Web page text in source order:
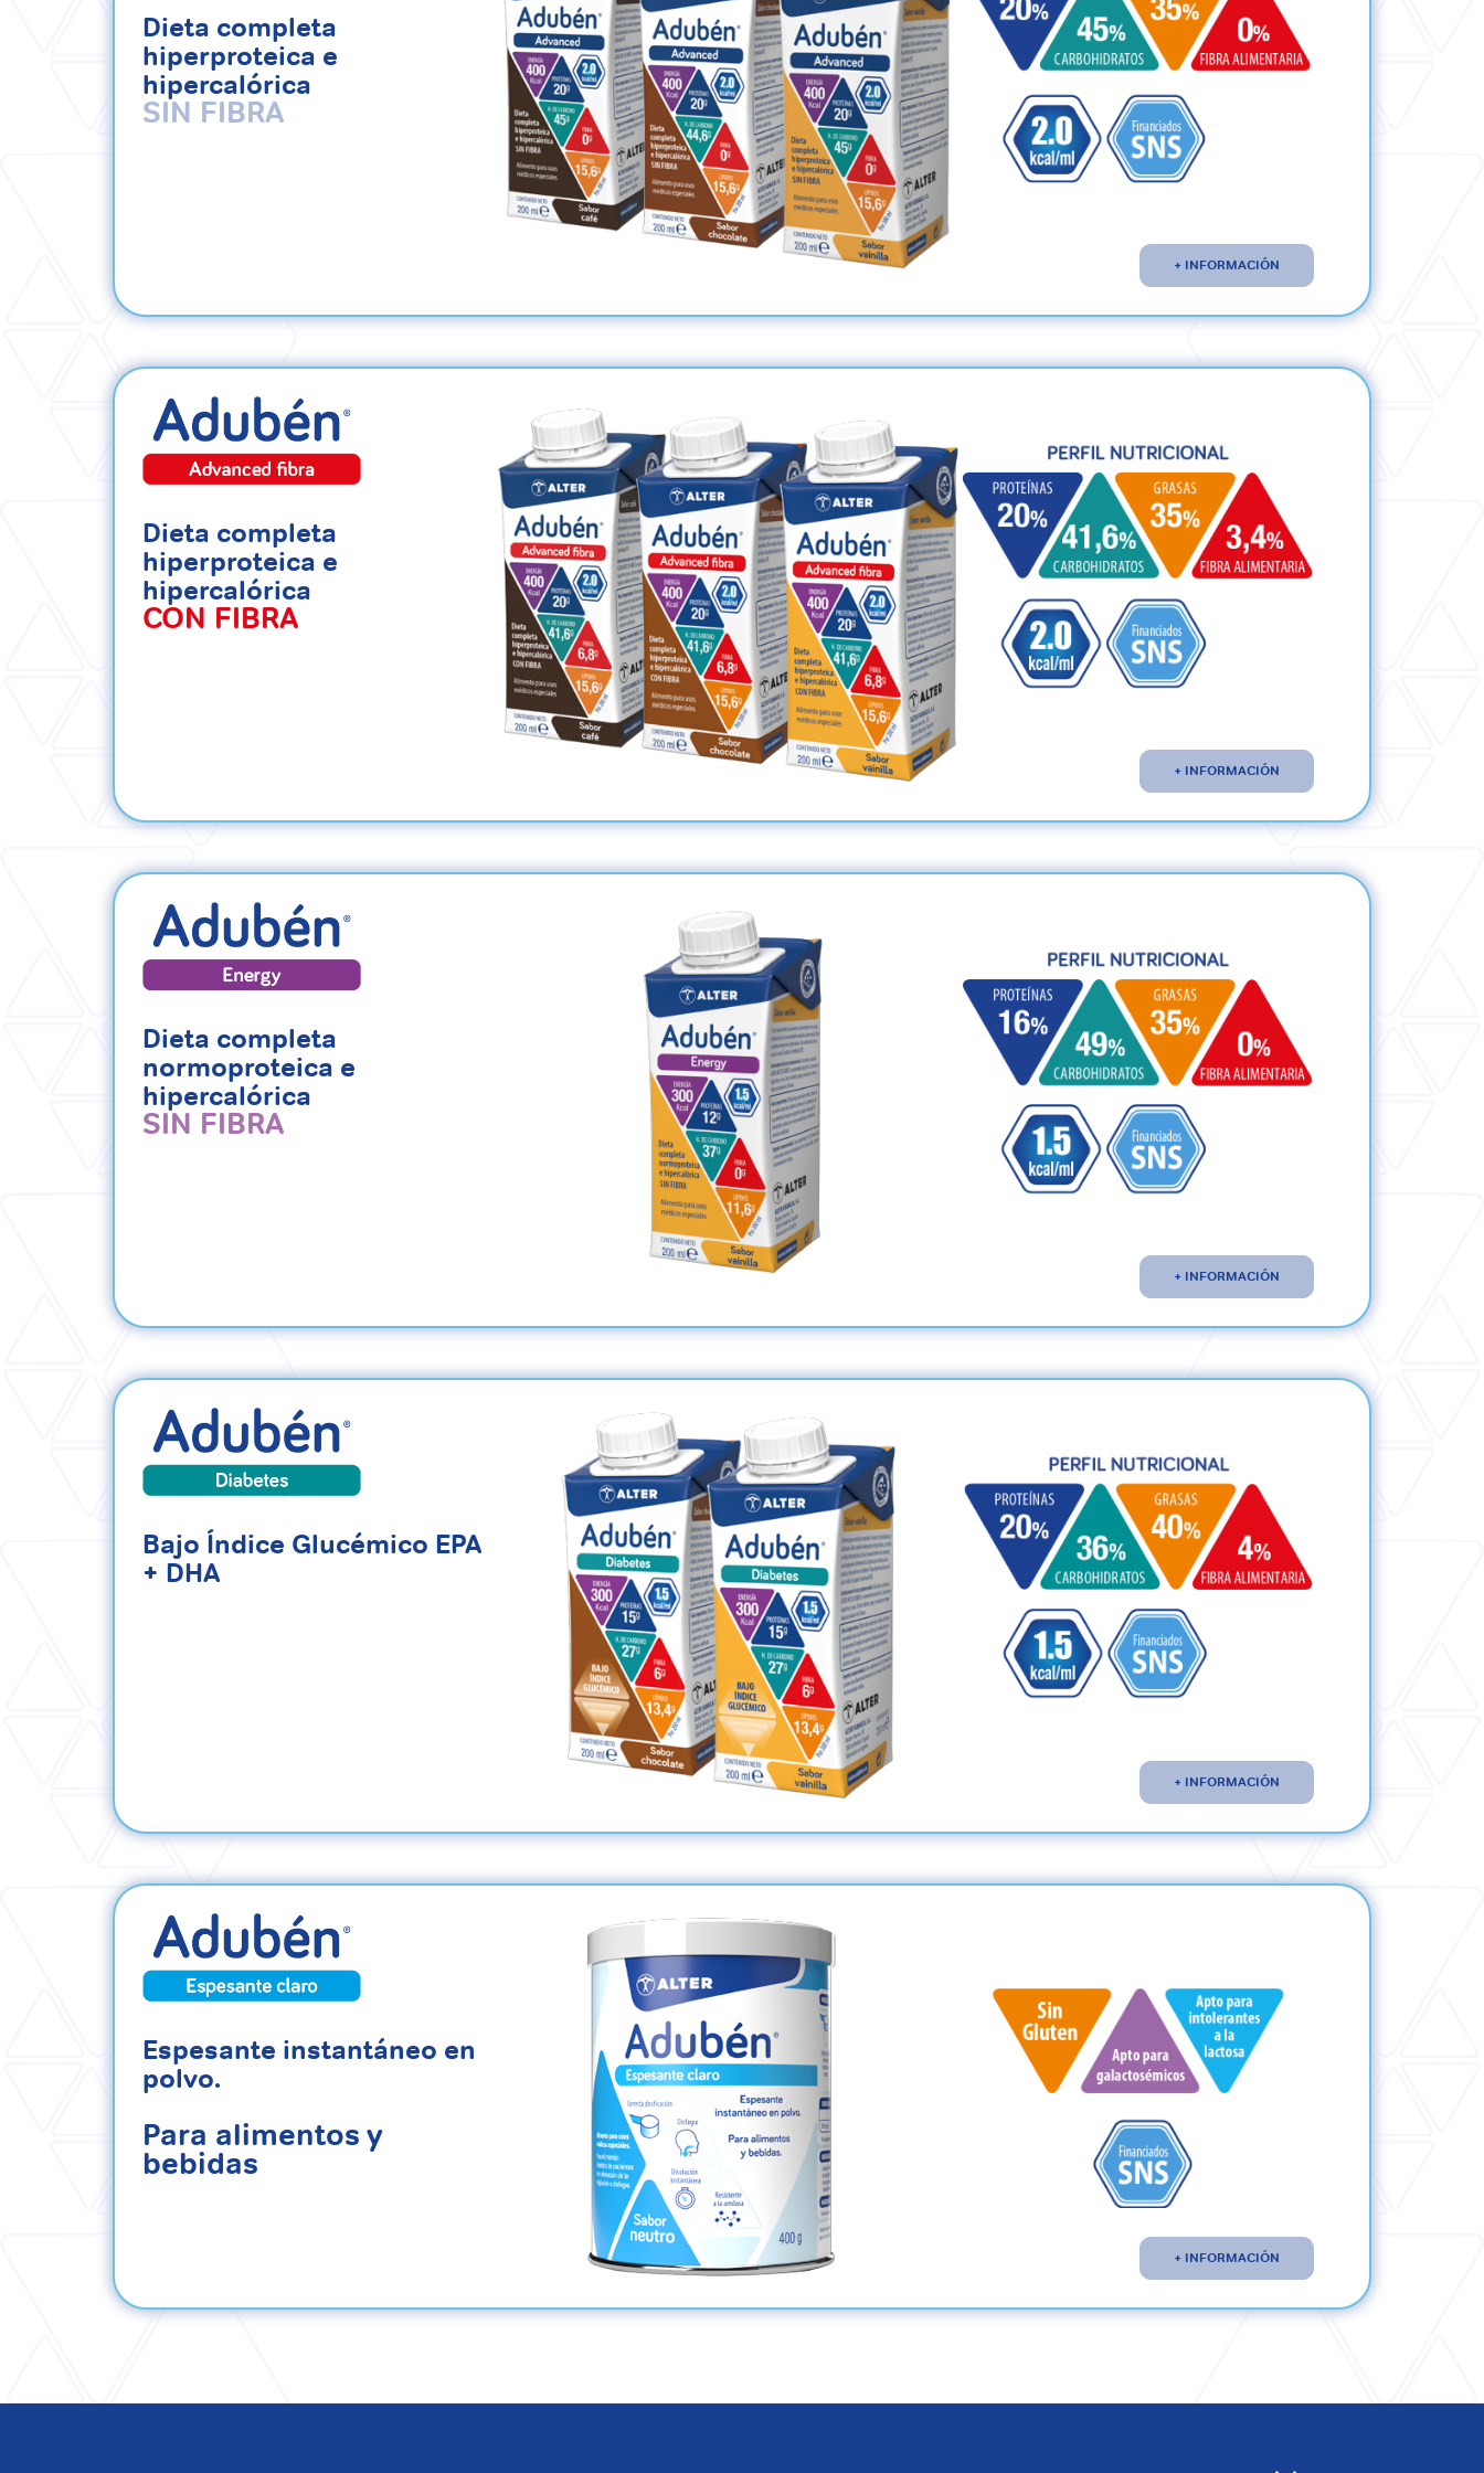
Dieta completa
hiperproteica e
hipercalórica
SIN FIBRA
+ INFORMACIÓN
Dieta completa
hiperproteica e
hipercalórica
CON FIBRA
+ INFORMACIÓN
Dieta completa
normoproteica e
hipercalórica
SIN FIBRA
+ INFORMACIÓN
Bajo Índice Glucémico EPA
+ DHA
+ INFORMACIÓN
Espesante instantáneo en
polvo.
Para alimentos y
bebidas
+ INFORMACIÓN